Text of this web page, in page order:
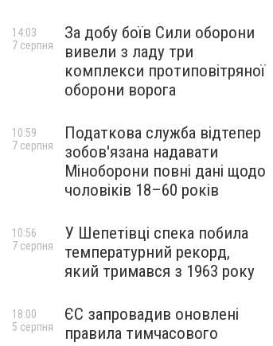
За добу боїв Сили оборони
вивели з ладу три
комплекси протиповітряної
оборони ворога
14:03
7 серпня
Податкова служба відтепер
зобов'язана надавати
Міноборони повні дані щодо
чоловіків 18–60 років
10:59
7 серпня
У Шепетівці спека побила
температурний рекорд,
який тримався з 1963 року
10:56
7 серпня
ЄС запровадив оновлені
правила тимчасового
18:00
5 серпня